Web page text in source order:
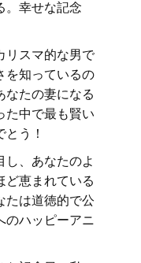
。幸せな記念
リスマ的な男で
を知っているの
なたの妻になる
た中で最も賢い
う！
し、あなたのよ
ど恵まれている
たは道徳的で公
のハッピーアニ